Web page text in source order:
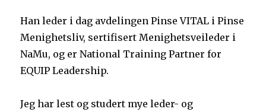
Han leder i dag avdelingen Pinse VITAL i Pinse
Menighetsliv, sertifisert Menighetsveileder i
NaMu, og er National Training Partner for
EQUIP Leadership.
Jeg har lest og studert mye leder- og